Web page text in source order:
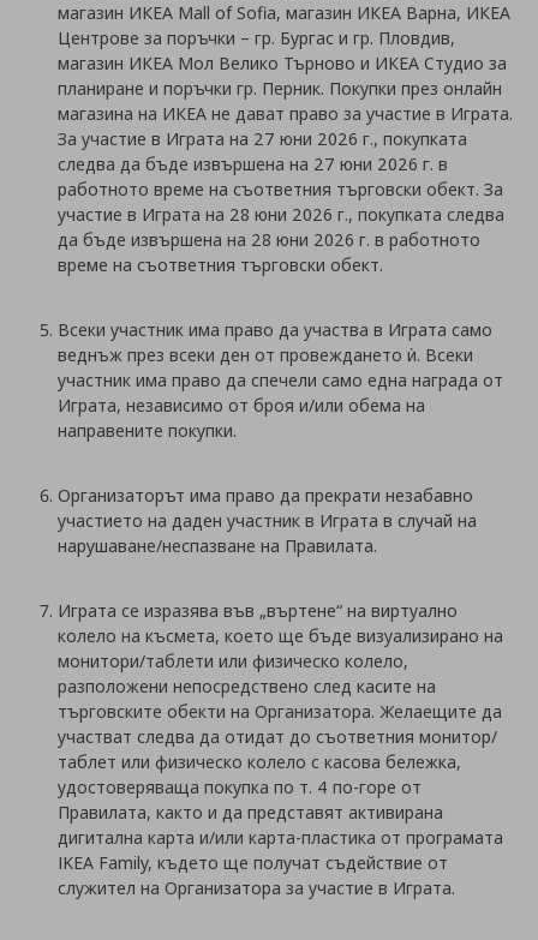
магазин ИКЕА Mall of Sofia, магазин ИКЕА Варна, ИКЕА
Центрове за поръчки – гр. Бургас и гр. Пловдив,
магазин ИКЕА Мол Велико Търново и ИКЕА Студио за
планиране и поръчки гр. Перник. Покупки през онлайн
магазина на ИКЕА не дават право за участие в Играта.
За участие в Играта на 27 юни 2026 г., покупката
следва да бъде извършена на 27 юни 2026 г. в
работното време на съответния търговски обект. За
участие в Играта на 28 юни 2026 г., покупката следва
да бъде извършена на 28 юни 2026 г. в работното
време на съответния търговски обект.
Всеки участник има право да участва в Играта само
веднъж през всеки ден от провеждането ѝ. Всеки
участник има право да спечели само една награда от
Играта, независимо от броя и/или обема на
направените покупки.
Организаторът има право да прекрати незабавно
участието на даден участник в Играта в случай на
нарушаване/неспазване на Правилата.
Играта се изразява във „въртене“ на виртуално
колело на късмета, което ще бъде визуализирано на
монитори/таблети или физическо колело,
разположени непосредствено след касите на
търговските обекти на Организатора. Желаещите да
участват следва да отидат до съответния монитор/
таблет или физическо колело с касова бележка,
удостоверяваща покупка по т. 4 по-горе от
Правилата, както и да представят активирана
дигитална карта и/или карта-пластика от програмата
IKEA Family, където ще получат съдействие от
служител на Организатора за участие в Играта.